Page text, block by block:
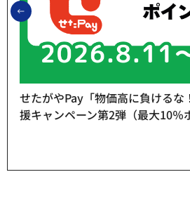
前のスライドを表示
せたがやPay「物価高に負けるな
援キャンペーン第2弾（最大10％